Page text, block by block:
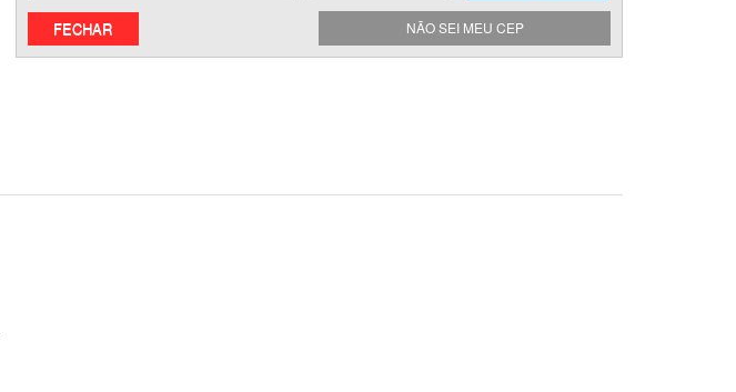
NÃO SEI MEU CEP
FECHAR